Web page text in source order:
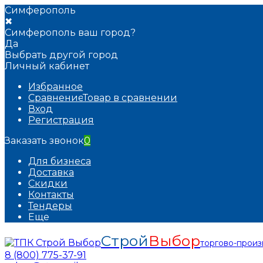
Симферополь
✖
Симферополь ваш город?
Да
Выбрать другой город
Личный кабинет
Избранное
СравнениеТовар в сравнении
Вход
Регистрация
Заказать звонок0
Для бизнеса
Доставка
Скидки
Контакты
Тендеры
Еще
Строй Выборторгово-
8 (800) 775-37-91